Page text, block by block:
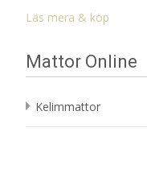
Läs mera & köp
Mattor Online
Kelimmattor